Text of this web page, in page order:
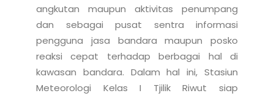
angkutan maupun aktivitas penumpang
dan sebagai pusat sentra informasi
pengguna jasa bandara maupun posko
reaksi cepat terhadap berbagai hal di
kawasan bandara. Dalam hal ini, Stasiun
Meteorologi Kelas I Tjilik Riwut siap